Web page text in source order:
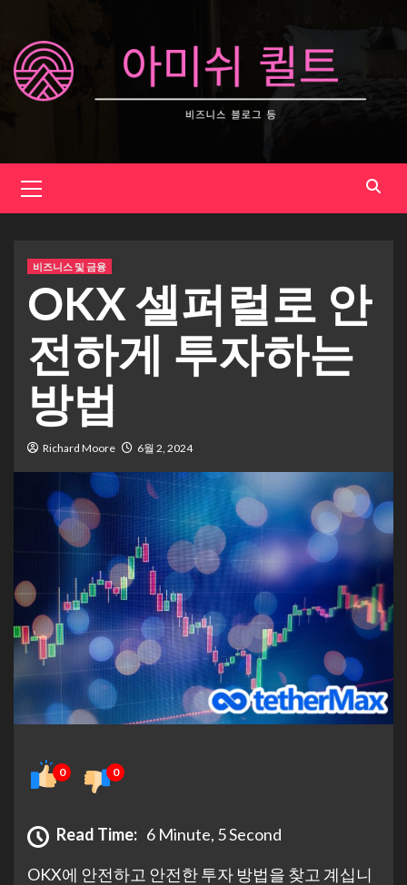
content
Menu
비즈니스 및 금융
OKX 셀퍼럴로 안
전하게 투자하는
방법
Richard Moore 6월 2, 2024
0 0
Read Time: 6 Minute, 5 Second
OKX에 안전하고 안전한 투자 방법을 찾고 계십니